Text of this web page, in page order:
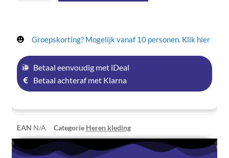
Groepskorting? Mogelijk vanaf 10 personen. Klik hier
Betaal eenvoudig met iDeal
Betaal achteraf met Klarna
EAN N/A Categorie Heren kleding